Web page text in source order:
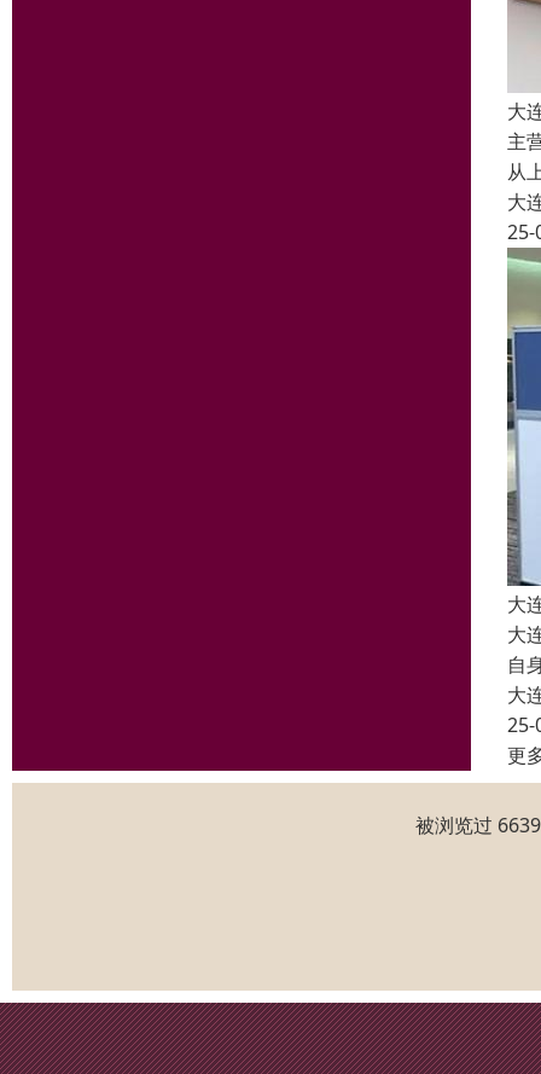
大
主
从
大
25-
大
大
自
大
25-
更
被浏览过